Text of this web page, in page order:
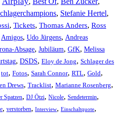
, Stefanie Hertel,
, Tickets, Thomas Anders, Ross
Amigos, Udo Jürgens, Andreas
Absage, Jubiläum, GfK, Melissa
, DSDS, Eloy de Jong, Schlager des
tot, Fotos, Sarah Connor, RTL, Gold,
Drews, Tracklist, Marianne Rosenberg,
Spatzen, DJ Ötzi, Nicole, Sendetermin,
, verstorben, Interview, Einschaltquote,